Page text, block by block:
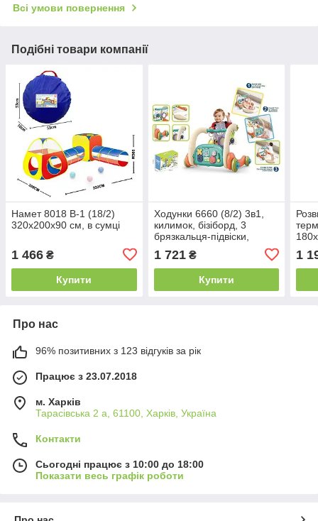
Всі умови повернення
Подібні товари компанії
Намет 8018 B-1 (18/2)
320х200х90 см, в сумці
1 466 ₴
Купити
Ходунки 6660 (8/2) 3в1,
килимок, бізіборд, 3
брязкальця-підвіски,
мелодії, підсвічування,
килимок 81х40 см,
1 721₴
Купити
1
Про нас
96% позитивних з 123 відгуків за рік
Працює з 23.07.2018
м. Харків
Тарасівська 2 а, 61100, Харків, Україна
Контакти
Сьогодні працює з 10:00 до 18:00
Показати весь графік роботи